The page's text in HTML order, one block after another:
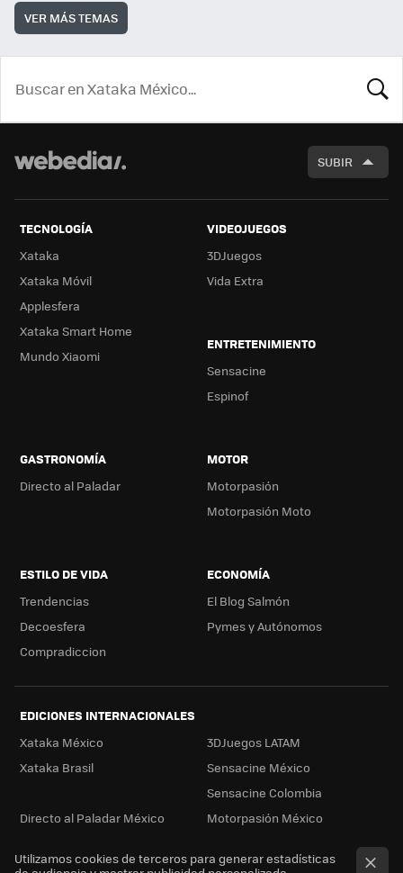
VER MÁS TEMAS
SUBIR
TECNOLOGÍA
Xataka
Xataka Móvil
Applesfera
Xataka Smart Home
Mundo Xiaomi
VIDEOJUEGOS
3DJuegos
Vida Extra
ENTRETENIMIENTO
Sensacine
Espinof
GASTRONOMÍA
Directo al Paladar
MOTOR
Motorpasión
Motorpasión Moto
ESTILO DE VIDA
Trendencias
Decoesfera
Compradiccion
ECONOMÍA
El Blog Salmón
Pymes y Autónomos
EDICIONES INTERNACIONALES
Xataka México
Xataka Brasil
3DJuegos LATAM
Sensacine México
Sensacine Colombia
Directo al Paladar México
Motorpasión México
Utilizamos cookies de terceros para generar estadísticas